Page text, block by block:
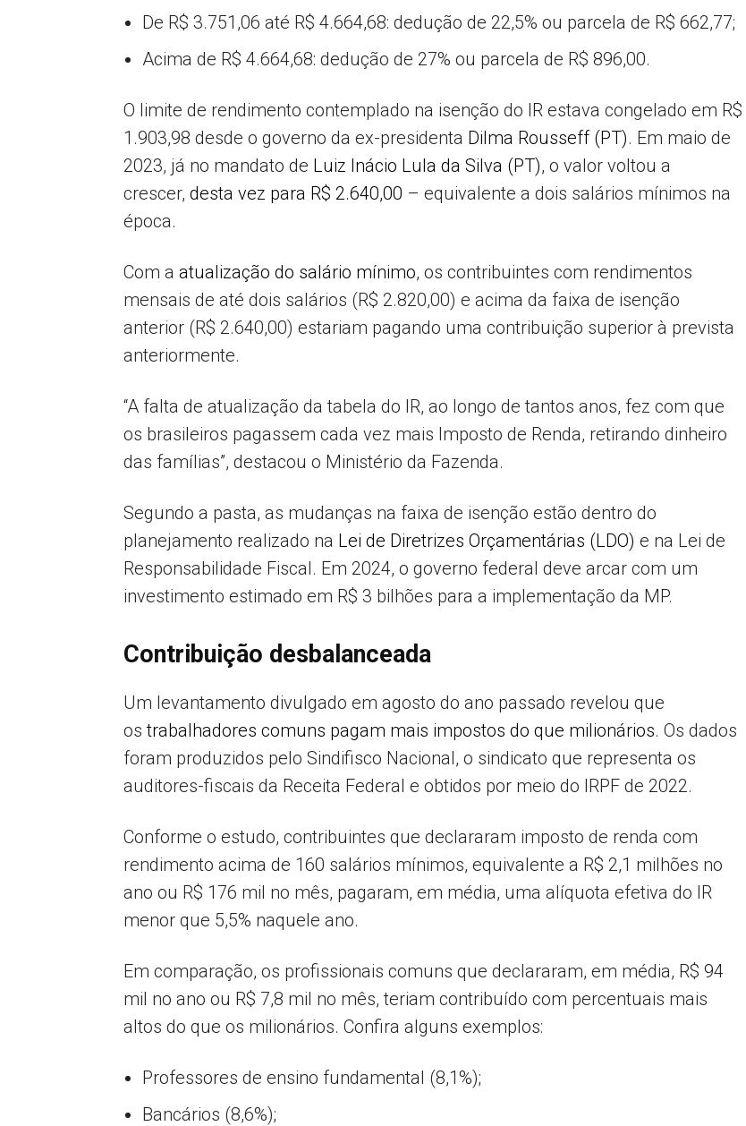
De R$ 3.751,06 até R$ 4.664,68: dedução de 22,5% ou parcela de R$ 662,77;
Acima de R$ 4.664,68: dedução de 27% ou parcela de R$ 896,00.
O limite de rendimento contemplado na isenção do IR estava congelado em R$
1.903,98 desde o governo da ex-presidenta Dilma Rousseff (PT). Em maio de
2023, já no mandato de Luiz Inácio Lula da Silva (PT), o valor voltou a
crescer, desta vez para R$ 2.640,00 – equivalente a dois salários mínimos na
época.
Com a atualização do salário mínimo, os contribuintes com rendimentos
mensais de até dois salários (R$ 2.820,00) e acima da faixa de isenção
anterior (R$ 2.640,00) estariam pagando uma contribuição superior à prevista
anteriormente.
“A falta de atualização da tabela do IR, ao longo de tantos anos, fez com que
os brasileiros pagassem cada vez mais Imposto de Renda, retirando dinheiro
das famílias”, destacou o Ministério da Fazenda.
Segundo a pasta, as mudanças na faixa de isenção estão dentro do
planejamento realizado na Lei de Diretrizes Orçamentárias (LDO) e na Lei de
Responsabilidade Fiscal. Em 2024, o governo federal deve arcar com um
investimento estimado em R$ 3 bilhões para a implementação da MP.
Contribuição desbalanceada
Um levantamento divulgado em agosto do ano passado revelou que
os trabalhadores comuns pagam mais impostos do que milionários. Os dados
foram produzidos pelo Sindifisco Nacional, o sindicato que representa os
auditores-fiscais da Receita Federal e obtidos por meio do IRPF de 2022.
Conforme o estudo, contribuintes que declararam imposto de renda com
rendimento acima de 160 salários mínimos, equivalente a R$ 2,1 milhões no
ano ou R$ 176 mil no mês, pagaram, em média, uma alíquota efetiva do IR
menor que 5,5% naquele ano.
Em comparação, os profissionais comuns que declararam, em média, R$ 94
mil no ano ou R$ 7,8 mil no mês, teriam contribuído com percentuais mais
altos do que os milionários. Confira alguns exemplos:
Professores de ensino fundamental (8,1%);
Bancários (8,6%);